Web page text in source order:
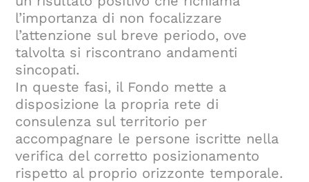
l’importanza di non focalizzare
l’attenzione sul breve periodo, ove
talvolta si riscontrano andamenti
sincopati.
In queste fasi, il Fondo mette a
disposizione la propria rete di
consulenza sul territorio per
accompagnare le persone iscritte nella
verifica del corretto posizionamento
rispetto al proprio orizzonte temporale.